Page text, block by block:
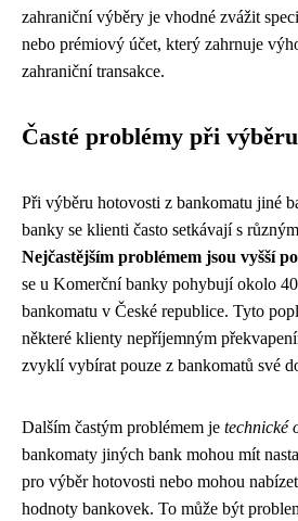
zahraniční výběry je vhodné zvážit
nebo prémiový účet, který zahrnuje
zahraniční transakce.
Časté problémy při
Při výběru hotovosti z bankomatu jiné
banky se klienti často setkávají s
Nejčastějším problémem jsou vyšší
se u Komerční banky pohybují okolo
bankomatu v České republice. Tyto
některé klienty nepříjemným
zvyklí vybírat pouze z bankomatů své
Dalším častým problémem je technické
bankomaty jiných bank mohou mít
pro výběr hotovosti nebo mohou
hodnoty bankovek. To může být